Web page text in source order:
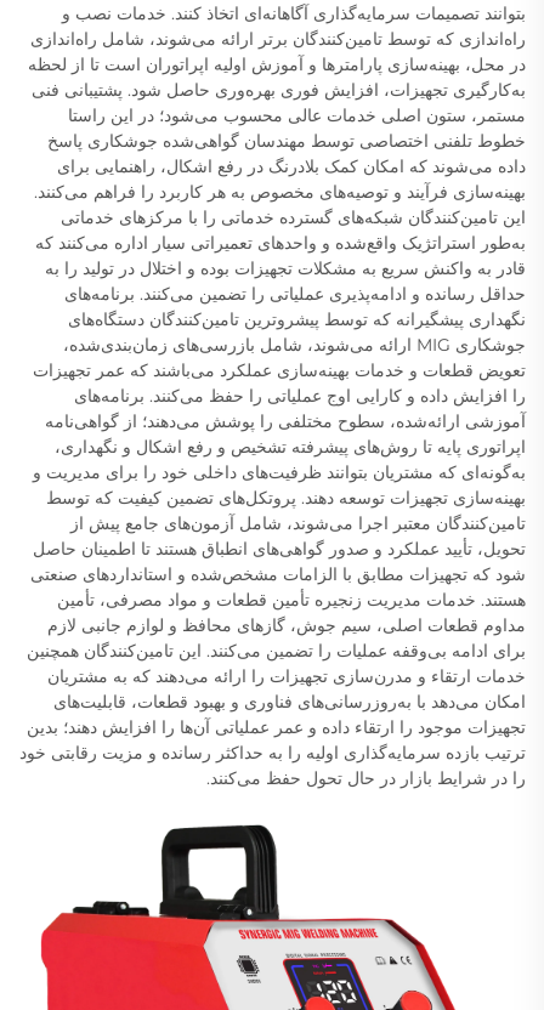
بتوانند تصمیمات سرمایه‌گذاری آگاهانه‌ای اتخاذ کنند. خدمات نصب و
راه‌اندازی که توسط تامین‌کنندگان برتر ارائه می‌شوند، شامل راه‌اندازی
در محل، بهینه‌سازی پارامترها و آموزش اولیه اپراتوران است تا از لحظه
به‌کارگیری تجهیزات، افزایش فوری بهره‌وری حاصل شود. پشتیبانی فنی
مستمر، ستون اصلی خدمات عالی محسوب می‌شود؛ در این راستا
خطوط تلفنی اختصاصی توسط مهندسان گواهی‌شده جوشکاری پاسخ
داده می‌شوند که امکان کمک بلادرنگ در رفع اشکال، راهنمایی برای
بهینه‌سازی فرآیند و توصیه‌های مخصوص به هر کاربرد را فراهم می‌کنند.
این تامین‌کنندگان شبکه‌های گسترده خدماتی را با مرکزهای خدماتی
به‌طور استراتژیک واقع‌شده و واحدهای تعمیراتی سیار اداره می‌کنند که
قادر به واکنش سریع به مشکلات تجهیزات بوده و اختلال در تولید را به
حداقل رسانده و ادامه‌پذیری عملیاتی را تضمین می‌کنند. برنامه‌های
نگهداری پیشگیرانه که توسط پیشروترین تامین‌کنندگان دستگاه‌های
جوشکاری MIG ارائه می‌شوند، شامل بازرسی‌های زمان‌بندی‌شده،
تعویض قطعات و خدمات بهینه‌سازی عملکرد می‌باشند که عمر تجهیزات
را افزایش داده و کارایی اوج عملیاتی را حفظ می‌کنند. برنامه‌های
آموزشی ارائه‌شده، سطوح مختلفی را پوشش می‌دهند؛ از گواهی‌نامه
اپراتوری پایه تا روش‌های پیشرفته تشخیص و رفع اشکال و نگهداری،
به‌گونه‌ای که مشتریان بتوانند ظرفیت‌های داخلی خود را برای مدیریت و
بهینه‌سازی تجهیزات توسعه دهند. پروتکل‌های تضمین کیفیت که توسط
تامین‌کنندگان معتبر اجرا می‌شوند، شامل آزمون‌های جامع پیش از
تحویل، تأیید عملکرد و صدور گواهی‌های انطباق هستند تا اطمینان حاصل
شود که تجهیزات مطابق با الزامات مشخص‌شده و استانداردهای صنعتی
هستند. خدمات مدیریت زنجیره تأمین قطعات و مواد مصرفی، تأمین
مداوم قطعات اصلی، سیم جوش، گازهای محافظ و لوازم جانبی لازم
برای ادامه بی‌وقفه عملیات را تضمین می‌کنند. این تامین‌کنندگان همچنین
خدمات ارتقاء و مدرن‌سازی تجهیزات را ارائه می‌دهند که به مشتریان
امکان می‌دهد با به‌روزرسانی‌های فناوری و بهبود قطعات، قابلیت‌های
تجهیزات موجود را ارتقاء داده و عمر عملیاتی آن‌ها را افزایش دهند؛ بدین
ترتیب بازده سرمایه‌گذاری اولیه را به حداکثر رسانده و مزیت رقابتی خود
را در شرایط بازار در حال تحول حفظ می‌کنند.